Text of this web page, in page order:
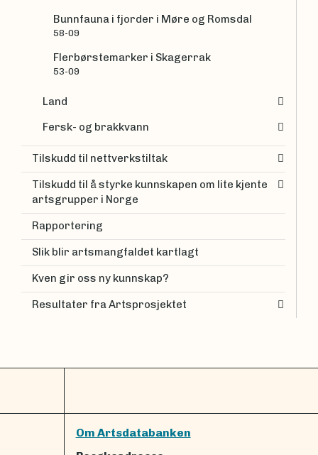
Bunnfauna i fjorder i Møre og Romsdal
58-09
Flerbørstemarker i Skagerrak
53-09
Land
Fersk- og brakkvann
Tilskudd til nettverkstiltak
Tilskudd til å styrke kunnskapen om lite kjente
artsgrupper i Norge
Rapportering
Slik blir artsmangfaldet kartlagt
Kven gir oss ny kunnskap?
Resultater fra Artsprosjektet
Om Artsdatabanken